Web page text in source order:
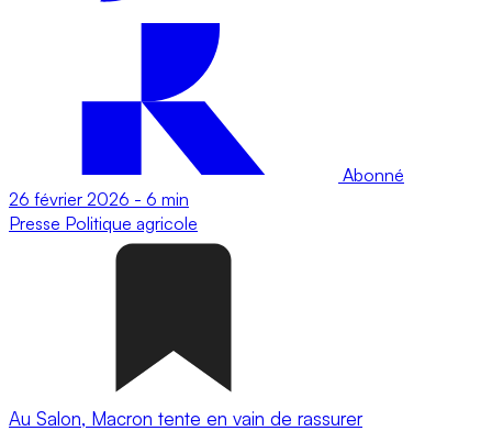
Abonné
26 février 2026 - 6 min
Presse Politique agricole
Au Salon, Macron tente en vain de rassurer